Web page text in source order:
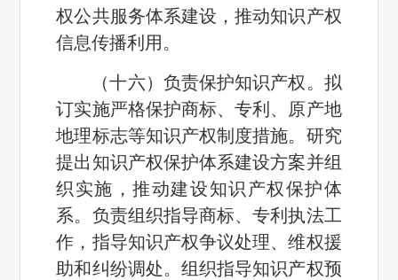
权公共服务体系建设，推动知识产权
信息传播利用。
（十六）负责保护知识产权。拟
订实施严格保护商标、专利、原产地
地理标志等知识产权制度措施。研究
提出知识产权保护体系建设方案并组
织实施，推动建设知识产权保护体
系。负责组织指导商标、专利执法工
作，指导知识产权争议处理、维权援
助和纠纷调处。组织指导知识产权预